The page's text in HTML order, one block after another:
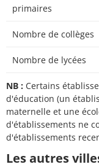
primaires
Nombre de collèges
Nombre de lycées
NB : Certains
d'éducation (un
maternelle et une
d'établissements ne
d'établissements
Les autres